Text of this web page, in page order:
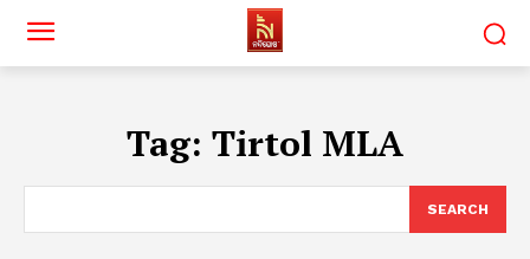
Tag: Tirtol MLA
SEARCH